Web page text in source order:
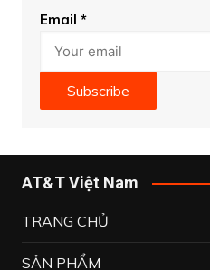
Email *
Subscribe
AT&T Việt Nam
TRANG CHỦ
SẢN PHẨM